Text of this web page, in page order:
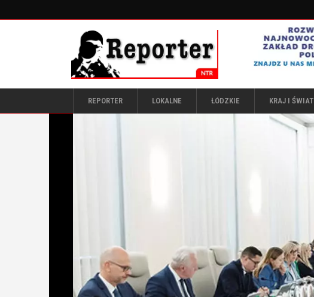
REPORTER LOKALNE ŁÓDZKIE KRAJ I ŚWIAT